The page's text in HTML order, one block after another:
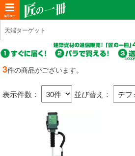
T
o
g
g
l
n
新規会員登録
u
r
e
t)
ログイン
(c
u
r
r
e
n
t)
(c
u
r
t)
商品カテゴリから選ぶ
基礎・土台関連
3件の商品がございます。
表示件数： 並び替え：